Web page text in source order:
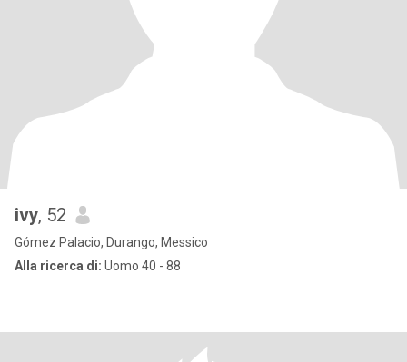
ivy, 52
Gómez Palacio, Durango, Messico
Alla ricerca di: Uomo 40 - 88